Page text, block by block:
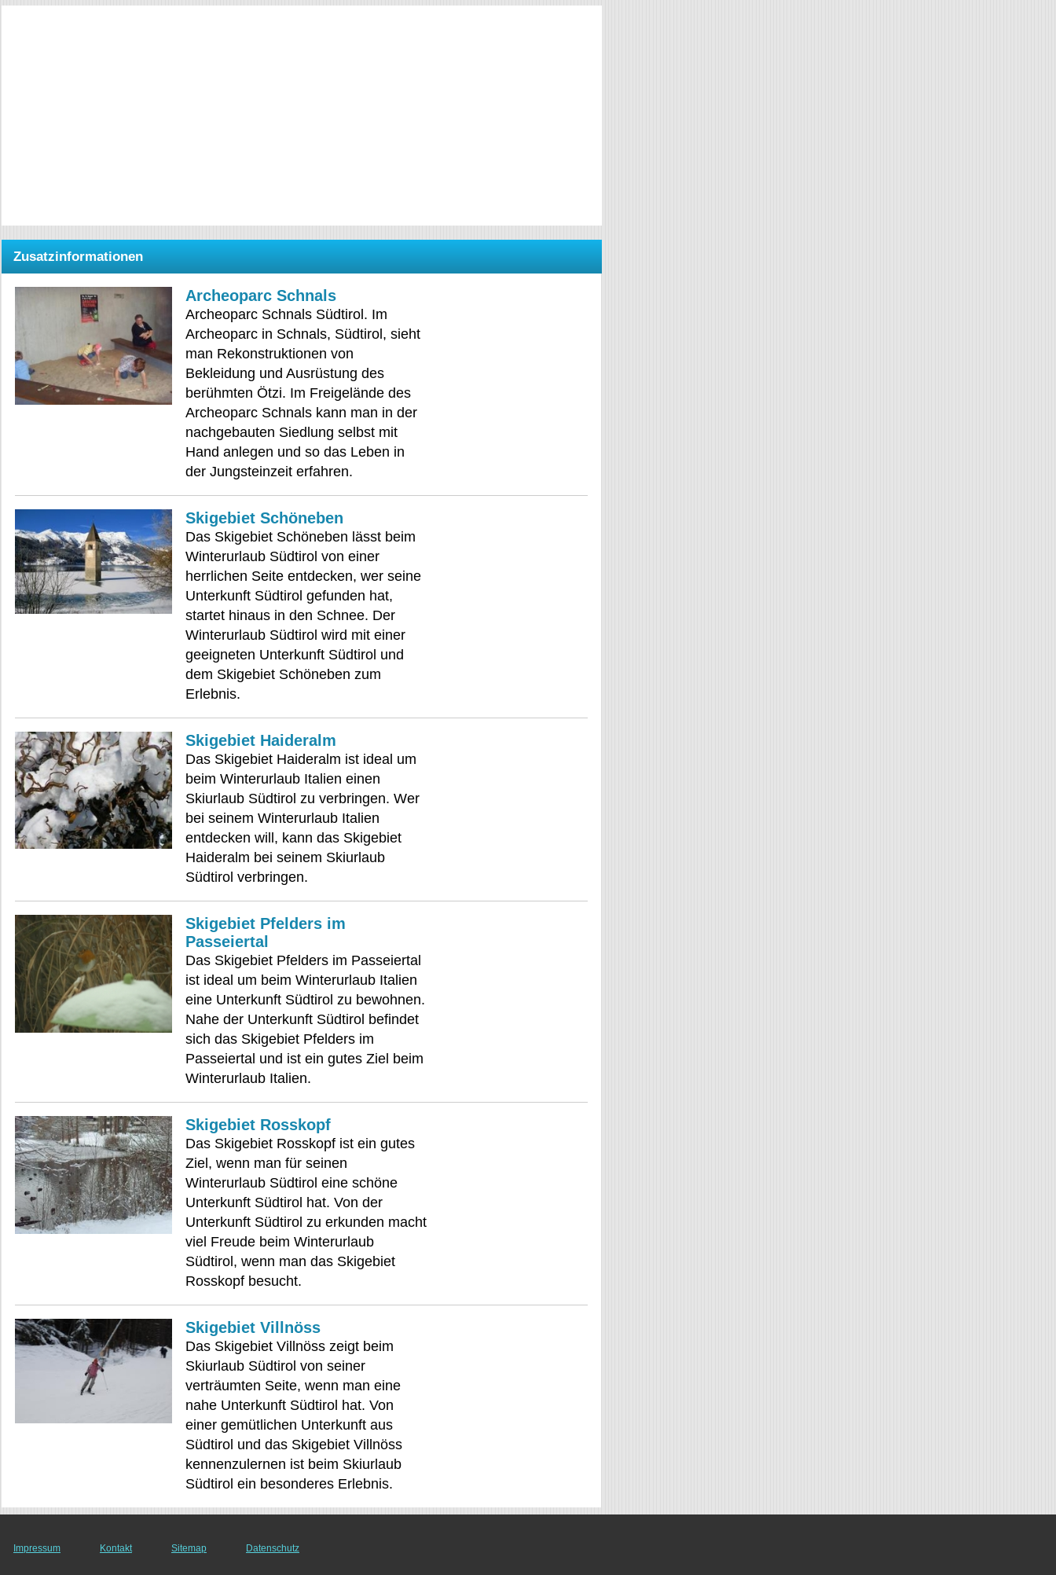
Zusatzinformationen
Archeoparc Schnals
Archeoparc Schnals Südtirol. Im
Archeoparc in Schnals, Südtirol, sieht
man Rekonstruktionen von
Bekleidung und Ausrüstung des
berühmten Ötzi. Im Freigelände des
Archeoparc Schnals kann man in der
nachgebauten Siedlung selbst mit
Hand anlegen und so das Leben in
der Jungsteinzeit erfahren.
Skigebiet Schöneben
Das Skigebiet Schöneben lässt beim
Winterurlaub Südtirol von einer
herrlichen Seite entdecken, wer seine
Unterkunft Südtirol gefunden hat,
startet hinaus in den Schnee. Der
Winterurlaub Südtirol wird mit einer
geeigneten Unterkunft Südtirol und
dem Skigebiet Schöneben zum
Erlebnis.
Skigebiet Haideralm
Das Skigebiet Haideralm ist ideal um
beim Winterurlaub Italien einen
Skiurlaub Südtirol zu verbringen. Wer
bei seinem Winterurlaub Italien
entdecken will, kann das Skigebiet
Haideralm bei seinem Skiurlaub
Südtirol verbringen.
Skigebiet Pfelders im
Passeiertal
Das Skigebiet Pfelders im Passeiertal
ist ideal um beim Winterurlaub Italien
eine Unterkunft Südtirol zu bewohnen.
Nahe der Unterkunft Südtirol befindet
sich das Skigebiet Pfelders im
Passeiertal und ist ein gutes Ziel beim
Winterurlaub Italien.
Skigebiet Rosskopf
Das Skigebiet Rosskopf ist ein gutes
Ziel, wenn man für seinen
Winterurlaub Südtirol eine schöne
Unterkunft Südtirol hat. Von der
Unterkunft Südtirol zu erkunden macht
viel Freude beim Winterurlaub
Südtirol, wenn man das Skigebiet
Rosskopf besucht.
Skigebiet Villnöss
Das Skigebiet Villnöss zeigt beim
Skiurlaub Südtirol von seiner
verträumten Seite, wenn man eine
nahe Unterkunft Südtirol hat. Von
einer gemütlichen Unterkunft aus
Südtirol und das Skigebiet Villnöss
kennenzulernen ist beim Skiurlaub
Südtirol ein besonderes Erlebnis.
Impressum Kontakt Sitemap Datenschutz